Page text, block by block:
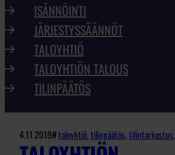
ISÄNNÖINTI
JÄRJESTYSSÄÄNNÖT
TALOYHTIÖ
TALOYHTIÖN TALOUS
TILINPÄÄTÖS
4.11.2019#taloyhtiö, tilinpäätös, tilintarkastus,